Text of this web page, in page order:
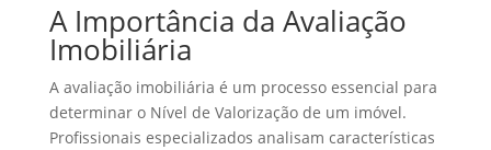
A Importância da Avaliação
Imobiliária
A avaliação imobiliária é um processo essencial para
determinar o Nível de Valorização de um imóvel.
Profissionais especializados analisam características